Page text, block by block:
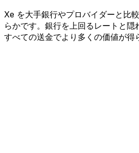
Xe を大手銀行やプロバイダーと比
らかです。銀行を上回るレートと隠
すべての送金でより多くの価値が得